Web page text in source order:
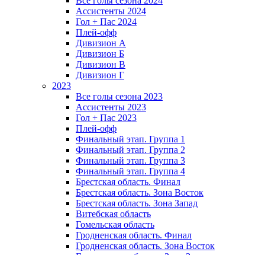
Ассистенты 2024
Гол + Пас 2024
Плей-офф
Дивизион A
Дивизион Б
Дивизион В
Дивизион Г
2023
Все голы сезона 2023
Ассистенты 2023
Гол + Пас 2023
Плей-офф
Финальный этап. Группа 1
Финальный этап. Группа 2
Финальный этап. Группа 3
Финальный этап. Группа 4
Брестская область. Финал
Брестская область. Зона Восток
Брестская область. Зона Запад
Витебская область
Гомельская область
Гродненская область. Финал
Гродненская область. Зона Восток